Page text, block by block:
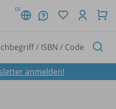
DE
anmelden!